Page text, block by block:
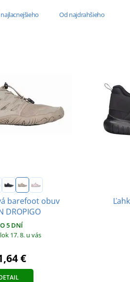
Od najdrahšieho
barefoot obuv
DROPIGO
5 DNÍ
17. 8. u vás
€